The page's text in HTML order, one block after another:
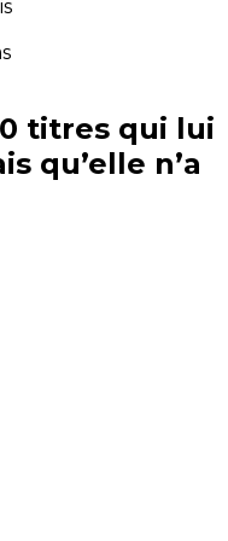
titres qui lui
qu’elle n’a